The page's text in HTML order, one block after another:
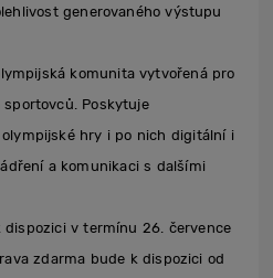
generovaného výstupu
komunita vytvořená pro
Poskytuje
hry i po nich digitální i
a komunikaci s dalšími
dispozici v termínu 26. července
zdarma bude k dispozici od